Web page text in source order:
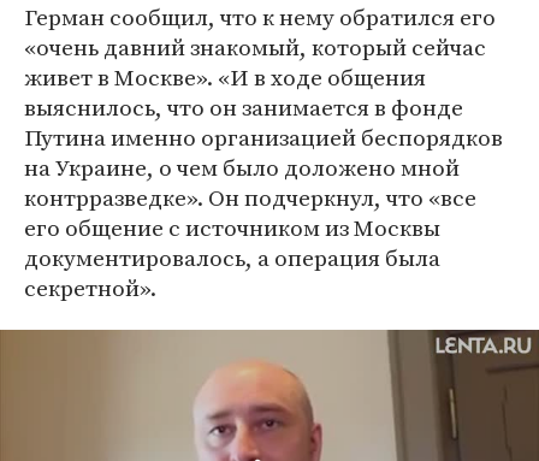
Герман сообщил, что к нему обратился его
«очень давний знакомый, который сейчас
живет в Москве». «И в ходе общения
выяснилось, что он занимается в фонде
Путина именно организацией беспорядков
на Украине, о чем было доложено мной
контрразведке». Он подчеркнул, что «все
его общение с источником из Москвы
документировалось, а операция была
секретной».